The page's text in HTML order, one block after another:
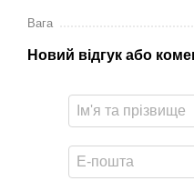
Вага
Новий відгук або